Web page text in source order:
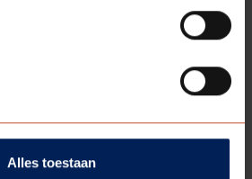
Alles toestaan